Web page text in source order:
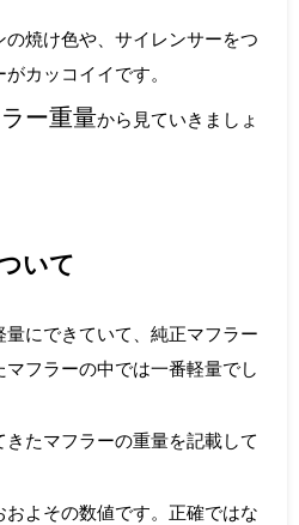
焼け色や、サイレンサーをつ
カッコイイです。
ー重量から見ていきましょ
いて
にできていて、純正マフラー
フラーの中では一番軽量でし
たマフラーの重量を記載して
よその数値です。正確ではな